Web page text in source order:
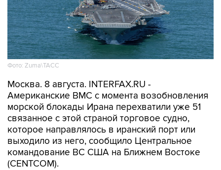
Фото: Zuma\ТАСС
Москва. 8 августа. INTERFAX.RU -
Американские ВМС с момента возобновления
морской блокады Ирана перехватили уже 51
связанное с этой страной торговое судно,
которое направлялось в иранский порт или
выходило из него, сообщило Центральное
командование ВС США на Ближнем Востоке
(CENTCOM).